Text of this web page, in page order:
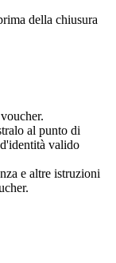
della chiusura
al punto di
valido
e altre istruzioni